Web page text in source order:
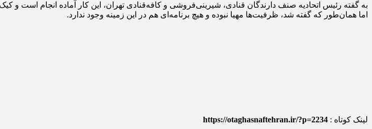
به گفته رئیس اتحادیه صنف دارندگان قنادی، شیرینی‌فروشی و کافه‌قنادی تهران، این کار آماده انجام است و
اما همان‌طور که گفته شد، ظرفیت‌ها مهیا نبوده و هیچ برنامه‌ای هم در این زمینه وجود ندارد.
لینک کوتاه : https://otaghasnaftehran.ir/?p=2234